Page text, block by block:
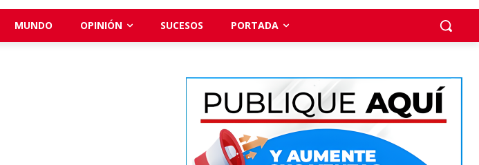
MUNDO OPINIÓN SUCESOS PORTADA